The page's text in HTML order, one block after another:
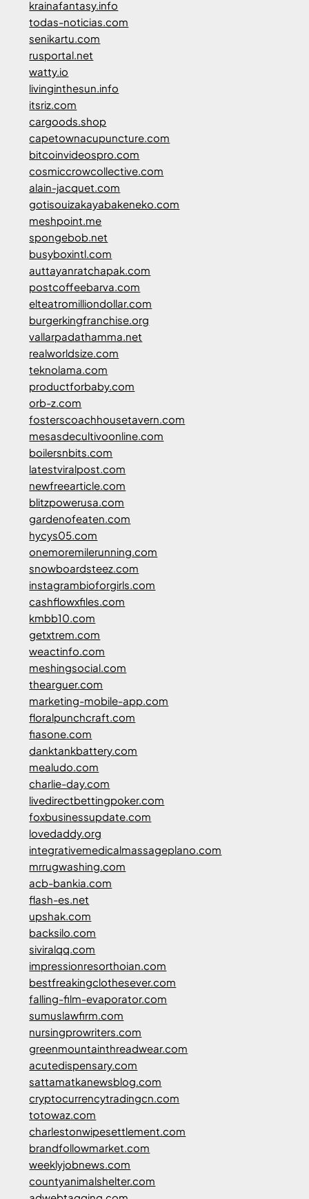
krainafantasy.info
todas-noticias.com
senikartu.com
rusportal.net
watty.io
livinginthesun.info
itsriz.com
cargoods.shop
capetownacupuncture.com
bitcoinvideospro.com
cosmiccrowcollective.com
alain-jacquet.com
gotisouizakayabakeneko.com
meshpoint.me
spongebob.net
busyboxintl.com
auttayanratchapak.com
postcoffeebarva.com
elteatromilliondollar.com
burgerkingfranchise.org
vallarpadathamma.net
realworldsize.com
teknolama.com
productforbaby.com
orb-z.com
fosterscoachhousetavern.com
mesasdecultivoonline.com
boilersnbits.com
latestviralpost.com
newfreearticle.com
blitzpowerusa.com
gardenofeaten.com
hycys05.com
onemoremilerunning.com
snowboardsteez.com
instagrambioforgirls.com
cashflowxfiles.com
kmbb10.com
getxtrem.com
weactinfo.com
meshingsocial.com
thearguer.com
marketing-mobile-app.com
floralpunchcraft.com
fiasone.com
danktankbattery.com
mealudo.com
charlie-day.com
livedirectbettingpoker.com
foxbusinessupdate.com
lovedaddy.org
integrativemedicalmassageplano.com
mrrugwashing.com
acb-bankia.com
flash-es.net
upshak.com
backsilo.com
siviralqq.com
impressionresorthoian.com
bestfreakingclothesever.com
falling-film-evaporator.com
sumuslawfirm.com
nursingprowriters.com
greenmountainthreadwear.com
acutedispensary.com
sattamatkanewsblog.com
cryptocurrencytradingcn.com
totowaz.com
charlestonwipesettlement.com
brandfollowmarket.com
weeklyjobnews.com
countyanimalshelter.com